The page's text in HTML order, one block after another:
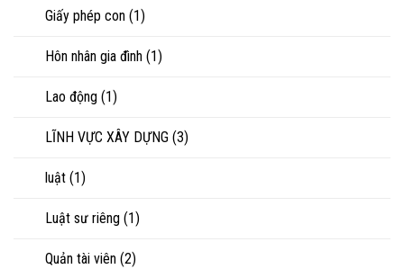
Giấy phép con (1)
Hôn nhân gia đình (1)
Lao động (1)
LĨNH VỰC XÂY DỰNG (3)
luật (1)
Luật sư riêng (1)
Quản tài viên (2)